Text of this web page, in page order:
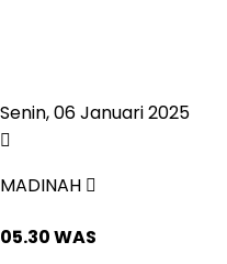
Senin, 06 Januari 2025
MADINAH
05.30 WAS